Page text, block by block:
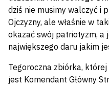
dziś nie musimy walczyć i
Ojczyzny, ale właśnie w
okazać swój patriotyzm, a
największego daru jakim
Tegoroczna zbiórka,
jest Komendant Główny